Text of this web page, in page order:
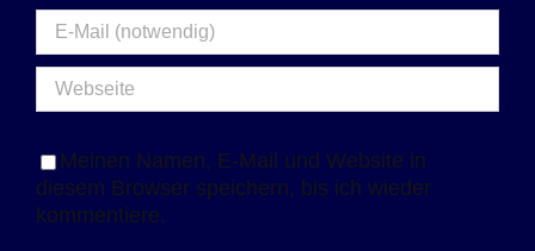
Meinen Namen, E-Mail und Website in
diesem Browser speichern, bis ich wieder
kommentiere.